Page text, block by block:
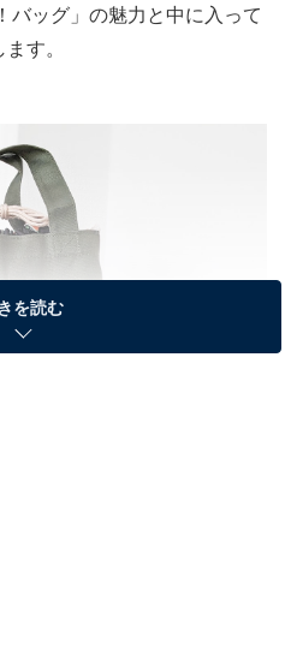
バッグ」の魅力と中に入って
す。
を読む